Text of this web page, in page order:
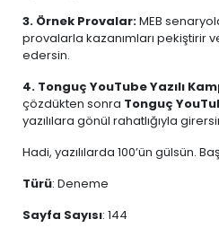
3. Örnek Provalar:MEB
provalarla kazanımları pekiştirir
edersin.
4. Tonguç YouTube Yazılı
çözdükten sonra Tonguç
yazılılara gönül rahatlığıyla
Hadi, yazılılarda 100’ün gülsün.
Türü: Deneme
Sayfa Sayısı: 144